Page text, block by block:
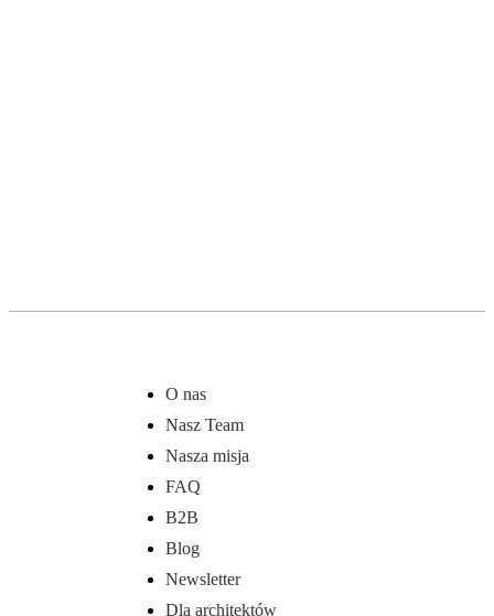
O nas
Nasz Team
Nasza misja
FAQ
B2B
Blog
Newsletter
Dla architektów